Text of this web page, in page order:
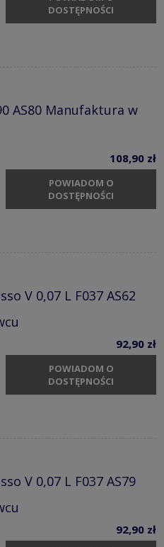
DOSTĘPNOŚCI
AS80 Manufaktura w
108,90 zł
POWIADOM O
DOSTĘPNOŚCI
V 0,07 L F037 AS62
92,90 zł
POWIADOM O
DOSTĘPNOŚCI
V 0,07 L F037 AS79
92,90 zł